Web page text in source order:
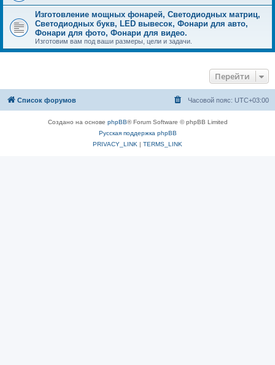
Изготовление мощных фонарей, Светодиодных матриц,
Светодиодных букв, LED вывесок, Фонари для авто,
Фонари для фото, Фонари для видео.
Изготовим вам под ваши размеры, цели и задачи.
Перейти
Список форумов Часовой пояс: UTC+03:00
Создано на основе phpBB® Forum Software © phpBB Limited
Русская поддержка phpBB
PRIVACY_LINK | TERMS_LINK